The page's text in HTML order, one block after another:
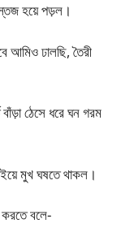
হয়ে পড়ল।
আমিও ঢালছি, তৈরী
ঠেসে ধরে ঘন গরম
মুখ ঘষতে থাকল।
করতে বলে-